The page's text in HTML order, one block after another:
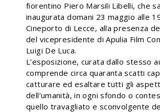
fiorentino Piero Marsili Libelli, che
inaugurata domani 23 maggio alle
Cineporto di Lecce, alla presenza
del vicepresidente di Apulia Film
Luigi De Luca.
L’esposizione, curata dallo stesso
comprende circa quaranta scatti
catturare ed esaltare tutti gli
dell’umanità, in ogni sfondo o
quello travagliato e sconvolgente